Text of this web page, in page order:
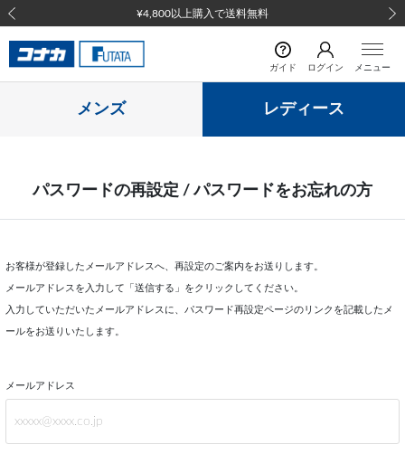
¥4,800以上購入で送料無料
前の画像
ガイド ログイン メニュー
メンズ レディース
パスワードの再設定 / パスワードをお忘れの方
お客様が登録したメールアドレスへ、再設定のご案内をお送りします。
メールアドレスを入力して「送信する」をクリックしてください。
入力していただいたメールアドレスに、パスワード再設定ページのリンクを記載したメ
ールをお送りいたします。
メールアドレス